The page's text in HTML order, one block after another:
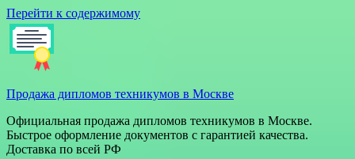
Перейти к содержимому
Продажа дипломов техникумов в Москве
Официальная продажа дипломов техникумов в Москве.
Быстрое оформление документов с гарантией качества.
Доставка по всей РФ